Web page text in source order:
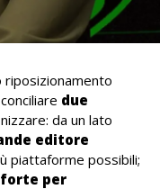
riposizionamento
due
da un lato
editore
piattaforme possibili;
per